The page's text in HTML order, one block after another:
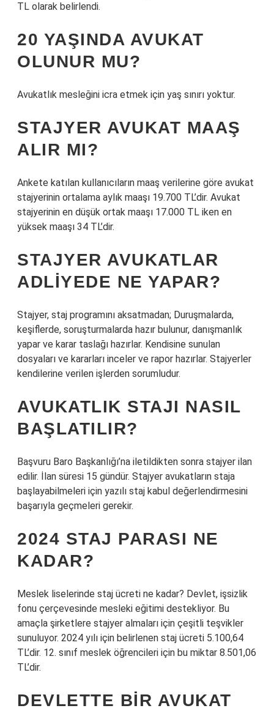
TL olarak belirlendi.
20 YAŞINDA AVUKAT
OLUNUR MU?
Avukatlık mesleğini icra etmek için yaş sınırı yoktur.
STAJYER AVUKAT MAAŞ
ALIR MI?
Ankete katılan kullanıcıların maaş verilerine göre avukat
stajyerinin ortalama aylık maaşı 19.700 TL’dir. Avukat
stajyerinin en düşük ortak maaşı 17.000 TL iken en
yüksek maaşı 34 TL’dir.
STAJYER AVUKATLAR
ADLIYEDE NE YAPAR?
Stajyer, staj programını aksatmadan; Duruşmalarda,
keşiflerde, soruşturmalarda hazır bulunur, danışmanlık
yapar ve karar taslağı hazırlar. Kendisine sunulan
dosyaları ve kararları inceler ve rapor hazırlar. Stajyerler
kendilerine verilen işlerden sorumludur.
AVUKATLIK STAJI NASIL
BAŞLATILIR?
Başvuru Baro Başkanlığı’na iletildikten sonra stajyer ilan
edilir. İlan süresi 15 gündür. Stajyer avukatların staja
başlayabilmeleri için yazılı staj kabul değerlendirmesini
başarıyla geçmeleri gerekir.
2024 STAJ PARASI NE
KADAR?
Meslek liselerinde staj ücreti ne kadar? Devlet, işsizlik
fonu çerçevesinde mesleki eğitimi destekliyor. Bu
amaçla şirketlere stajyer almaları için çeşitli teşvikler
sunuluyor. 2024 yılı için belirlenen staj ücreti 5.100,64
TL’dir. 12. sınıf meslek öğrencileri için bu miktar 8.501,06
TL’dir.
DEVLETTE BIR AVUKAT